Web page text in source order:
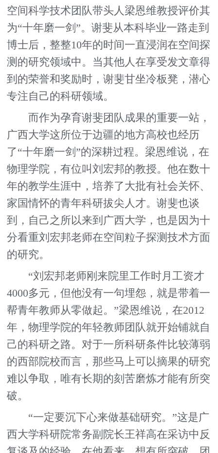
空间科学技术团队带头人梁恩维教授评价其
为“十年磨一剑”。谢斐从本科毕业一路走到
博士后，整整10年的时间一直浸润在空间探
测的研究领域中。当其他人在享受发文章得
到的荣誉和奖励时，谢斐甘坐冷板凳，潜心
专注自己的科研领域。
而作为孕育谢斐团队成果的重要一站，
广西大学这所位于边疆的地方高校也经历
了“十年磨一剑”的深耕过程。梁恩维说，在
物理学院，有位叫刘宏邦的教授。他在数十
年的教学生涯中，培养了大批有社会关怀、
家国情怀的青年科研拔尖人才。谢斐也谈
到，自己之所以来到广西大学，也是因为十
分看重刘宏邦老师在空间粒子探测技术方面
的研究。
“刘宏邦老师刚来院里工作时月工资才
4000多元，但他没有一句埋怨，就是带着一
帮青年教师从零做起。”梁恩维说，在2012
年，物理学院的年轻教师团队就开始铺就自
己的科研之路。对于一所科研条件比较薄弱
的西部院校而言，那些马上可以摘果的研究
难以争取，唯有长期的刻苦磨炼才能有所突
破。
“一定要沉下心来做基础研究。”这是广
西大学科研院常务副院长王祥高在采访中反